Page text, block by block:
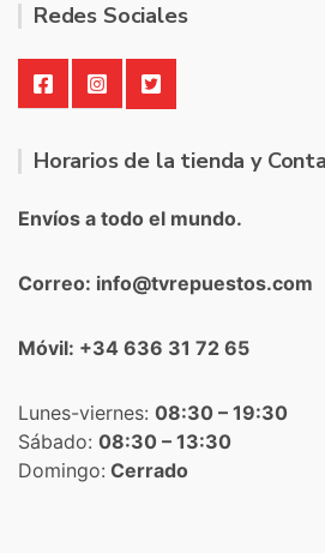
Redes Sociales
Horarios de la tienda y
Envíos a todo el mundo.
Correo: info@tvrepuestos.com
Móvil: +34 636 31 72 65
Lunes-viernes: 08:30 – 19:30
Sábado: 08:30 – 13:30
Domingo: Cerrado